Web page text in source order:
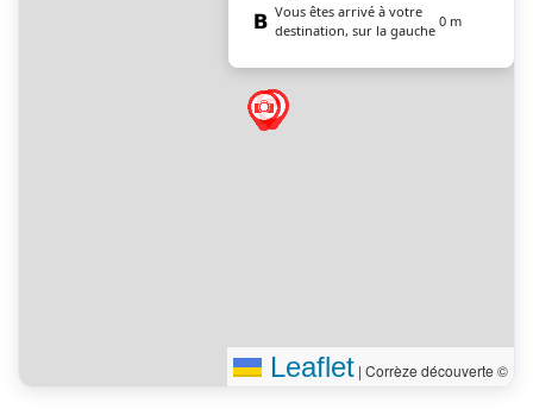
Vous êtes arrivé à votre
destination, sur la gauche
0 m
Leaflet | Corrèze découverte ©